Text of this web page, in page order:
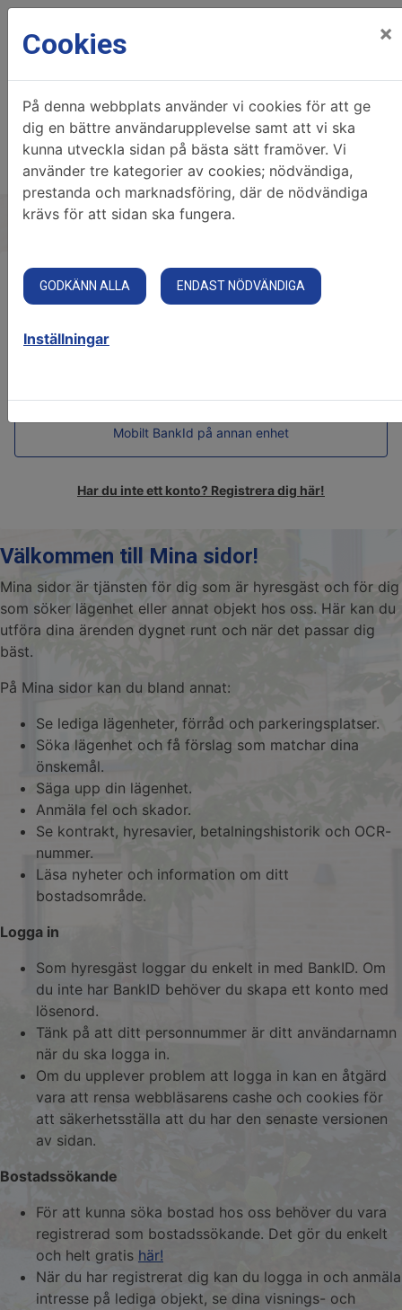
Mobilt BankID Lösenord
Mobilt BankId på annan enhet
Har du inte ett konto? Registrera dig här!
Välkommen till Mina sidor!
Mina sidor är tjänsten för dig som är hyresgäst och för dig
som söker lägenhet eller annat objekt hos oss. Här kan du
utföra dina ärenden dygnet runt och när det passar dig
bäst.
På Mina sidor kan du bland annat:
Se lediga lägenheter, förråd och parkeringsplatser.
Söka lägenhet och få förslag som matchar dina
önskemål.
Säga upp din lägenhet.
Anmäla fel och skador.
Se kontrakt, hyresavier, betalningshistorik och OCR-
nummer.
Läsa nyheter och information om ditt
bostadsområde.
Logga in
Som hyresgäst loggar du enkelt in med BankID. Om
du inte har BankID behöver du skapa ett konto med
lösenord.
Tänk på att ditt personnummer är ditt användarnamn
när du ska logga in.
Om du upplever problem att logga in kan en åtgärd
vara att rensa webbläsarens cashe och cookies för
att säkerhetsställa att du har den senaste versionen
av sidan.
Bostadssökande
För att kunna söka bostad hos oss behöver du vara
registrerad som bostadssökande. Det gör du enkelt
och helt gratis här!
När du har registrerat dig kan du logga in och anmäla
intresse på lediga objekt, se dina visnings- och
Cookies ×
På denna webbplats använder vi cookies för att ge
dig en bättre användarupplevelse samt att vi ska
kunna utveckla sidan på bästa sätt framöver. Vi
använder tre kategorier av cookies; nödvändiga,
prestanda och marknadsföring, där de nödvändiga
krävs för att sidan ska fungera.
GODKÄNN ALLA ENDAST NÖDVÄNDIGA
Inställningar